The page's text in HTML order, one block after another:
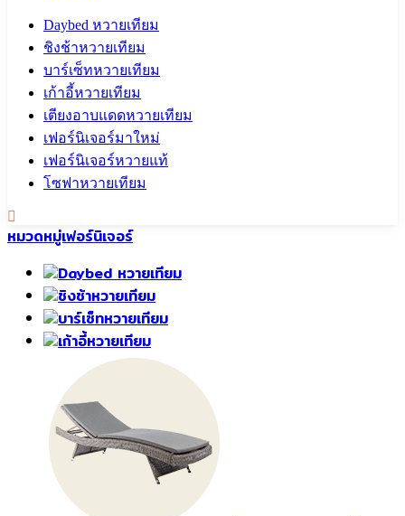
Daybed หวายเทียม
ชิงช้าหวายเทียม
บาร์เซ็ทหวายเทียม
เก้าอี้หวายเทียม
เตียงอาบแดดหวายเทียม
เฟอร์นิเจอร์มาใหม่
เฟอร์นิเจอร์หวายแท้
โซฟาหวายเทียม
หมวดหมู่เฟอร์นิเจอร์
Daybed หวายเทียม
ชิงช้าหวายเทียม
บาร์เซ็ทหวายเทียม
เก้าอี้หวายเทียม